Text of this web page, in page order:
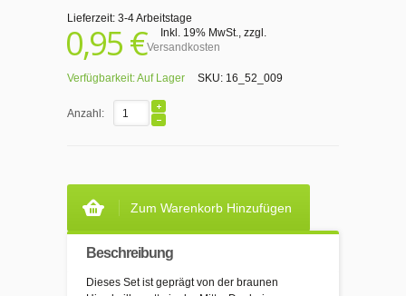
Lieferzeit: 3-4 Arbeitstage
0,95 € Inkl. 19% MwSt., zzgl.
Versandkosten
Verfügbarkeit:Auf Lager SKU: 16_52_009
Anzahl:
Zum Warenkorb Hinzufügen
Beschreibung
Dieses Set ist geprägt von der braunen